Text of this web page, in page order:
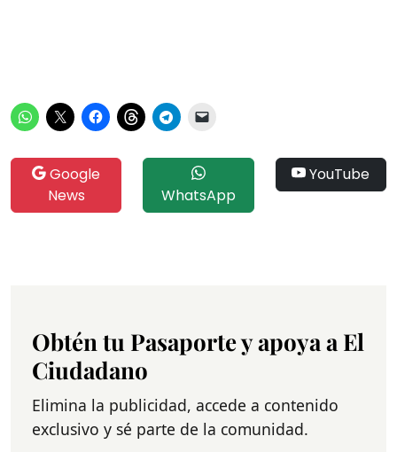
Google
News
WhatsApp
YouTube
Obtén tu Pasaporte y apoya a El
Ciudadano
Elimina la publicidad, accede a contenido
exclusivo y sé parte de la comunidad.